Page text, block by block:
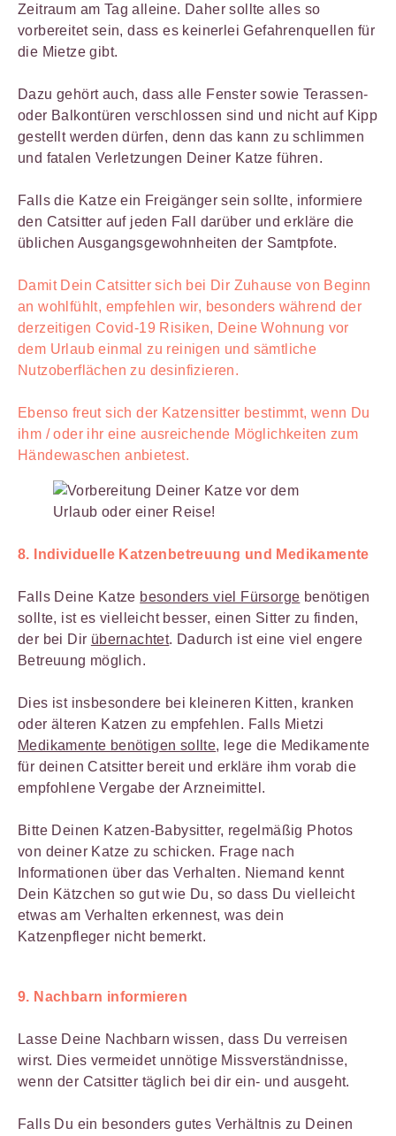
Zeitraum am Tag alleine. Daher sollte alles so
vorbereitet sein, dass es keinerlei Gefahrenquellen für
die Mietze gibt.
Dazu gehört auch, dass alle Fenster sowie Terassen-
oder Balkontüren verschlossen sind und nicht auf Kipp
gestellt werden dürfen, denn das kann zu schlimmen
und fatalen Verletzungen Deiner Katze führen.
Falls die Katze ein Freigänger sein sollte, informiere
den Catsitter auf jeden Fall darüber und erkläre die
üblichen Ausgangsgewohnheiten der Samtpfote.
Damit Dein Catsitter sich bei Dir Zuhause von Beginn
an wohlfühlt, empfehlen wir, besonders während der
derzeitigen Covid-19 Risiken, Deine Wohnung vor
dem Urlaub einmal zu reinigen und sämtliche
Nutzoberflächen zu desinfizieren.
Ebenso freut sich der Katzensitter bestimmt, wenn Du
ihm / oder ihr eine ausreichende Möglichkeiten zum
Händewaschen anbietest.
8. Individuelle Katzenbetreuung und Medikamente
Falls Deine Katze besonders viel Fürsorge benötigen
sollte, ist es vielleicht besser, einen Sitter zu finden,
der bei Dir übernachtet. Dadurch ist eine viel engere
Betreuung möglich.
Dies ist insbesondere bei kleineren Kitten, kranken
oder älteren Katzen zu empfehlen. Falls Mietzi
Medikamente benötigen sollte, lege die Medikamente
für deinen Catsitter bereit und erkläre ihm vorab die
empfohlene Vergabe der Arzneimittel.
Bitte Deinen Katzen-Babysitter, regelmäßig Photos
von deiner Katze zu schicken. Frage nach
Informationen über das Verhalten. Niemand kennt
Dein Kätzchen so gut wie Du, so dass Du vielleicht
etwas am Verhalten erkennest, was dein
Katzenpfleger nicht bemerkt.
9. Nachbarn informieren
Lasse Deine Nachbarn wissen, dass Du verreisen
wirst. Dies vermeidet unnötige Missverständnisse,
wenn der Catsitter täglich bei dir ein- und ausgeht.
Falls Du ein besonders gutes Verhältnis zu Deinen